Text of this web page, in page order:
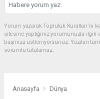
Yorum yazarak Topluluk
sitesine yaptığınız yorumunuzla
başınıza üstleniyorsunuz. Yazılan
sorumlu tutulamaz.
Anasayfa Dünya